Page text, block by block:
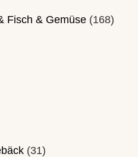
Fisch & Gemüse (168)
(31)